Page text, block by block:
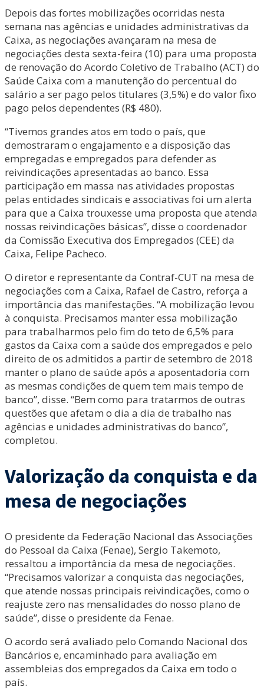
Depois das fortes mobilizações ocorridas nesta
semana nas agências e unidades administrativas da
Caixa, as negociações avançaram na mesa de
negociações desta sexta-feira (10) para uma proposta
de renovação do Acordo Coletivo de Trabalho (ACT) do
Saúde Caixa com a manutenção do percentual do
salário a ser pago pelos titulares (3,5%) e do valor fixo
pago pelos dependentes (R$ 480).
“Tivemos grandes atos em todo o país, que
demostraram o engajamento e a disposição das
empregadas e empregados para defender as
reivindicações apresentadas ao banco. Essa
participação em massa nas atividades propostas
pelas entidades sindicais e associativas foi um alerta
para que a Caixa trouxesse uma proposta que atenda
nossas reivindicações básicas”, disse o coordenador
da Comissão Executiva dos Empregados (CEE) da
Caixa, Felipe Pacheco.
O diretor e representante da Contraf-CUT na mesa de
negociações com a Caixa, Rafael de Castro, reforça a
importância das manifestações. “A mobilização levou
à conquista. Precisamos manter essa mobilização
para trabalharmos pelo fim do teto de 6,5% para
gastos da Caixa com a saúde dos empregados e pelo
direito de os admitidos a partir de setembro de 2018
manter o plano de saúde após a aposentadoria com
as mesmas condições de quem tem mais tempo de
banco”, disse. “Bem como para tratarmos de outras
questões que afetam o dia a dia de trabalho nas
agências e unidades administrativas do banco”,
completou.
Valorização da conquista e da
mesa de negociações
O presidente da Federação Nacional das Associações
do Pessoal da Caixa (Fenae), Sergio Takemoto,
ressaltou a importância da mesa de negociações.
“Precisamos valorizar a conquista das negociações,
que atende nossas principais reivindicações, como o
reajuste zero nas mensalidades do nosso plano de
saúde”, disse o presidente da Fenae.
O acordo será avaliado pelo Comando Nacional dos
Bancários e, encaminhado para avaliação em
assembleias dos empregados da Caixa em todo o
país.